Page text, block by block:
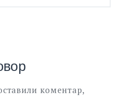
коментар,